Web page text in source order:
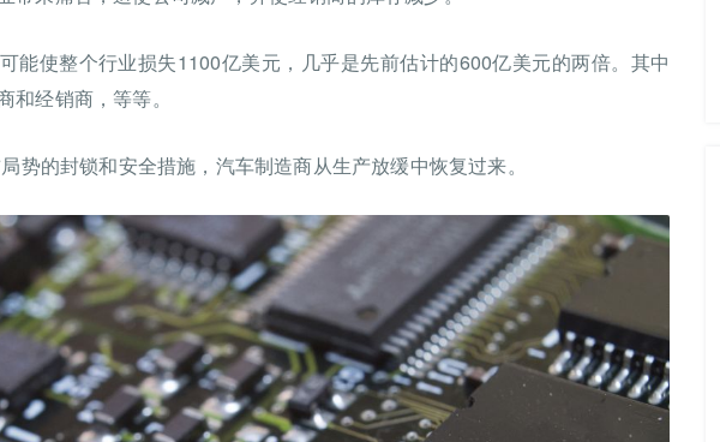
能使整个行业损失1100亿美元，几乎是先前估计的600亿美元的两倍。其中
和经销商，等等。
势的封锁和安全措施，汽车制造商从生产放缓中恢复过来。
福特计划推出技术以无线方式升级数百万辆汽车